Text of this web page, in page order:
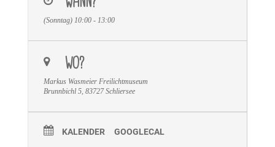
(Sonntag) 10:00 - 13:00
WO?
Markus Wasmeier Freilichtmuseum
Brunnbichl 5, 83727 Schliersee
KALENDER GOOGLECAL